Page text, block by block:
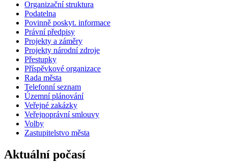
Organizační struktura
Podatelna
Povinně poskyt. informace
Právní předpisy
Projekty a záměry
Projekty národní zdroje
Přestupky
Příspěvkové organizace
Rada města
Telefonní seznam
Územní plánování
Veřejné zakázky
Veřejnoprávní smlouvy
Volby
Zastupitelstvo města
Aktuální počasí